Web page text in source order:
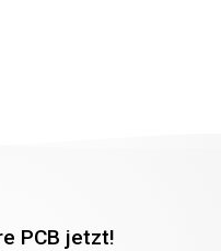
PCB jetzt!